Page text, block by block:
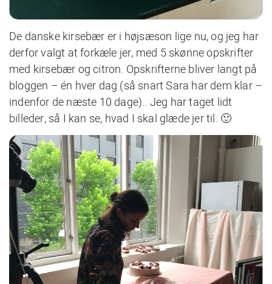
De danske kirsebær er i højsæson lige nu, og jeg har
derfor valgt at forkæle jer, med 5 skønne opskrifter
med kirsebær og citron. Opskrifterne bliver langt på
bloggen – én hver dag (så snart Sara har dem klar –
indenfor de næste 10 dage).. Jeg har taget lidt
billeder, så I kan se, hvad I skal glæde jer til. 🙂